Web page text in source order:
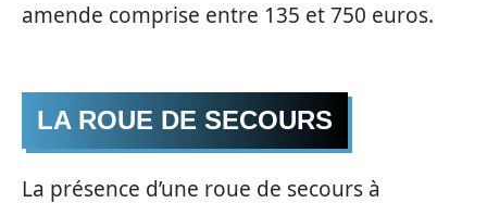
amende comprise entre 135 et 750 euros.
LA ROUE DE SECOURS
La présence d’une roue de secours à